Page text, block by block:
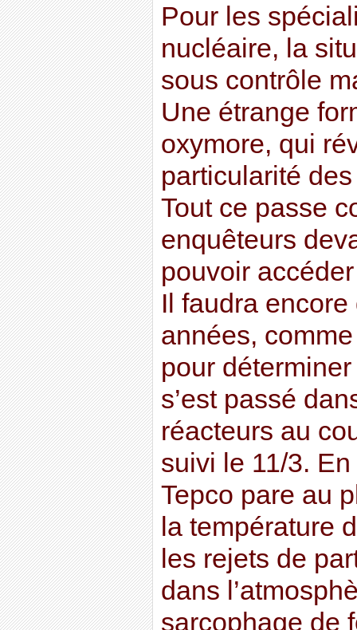
Pour les
nucléaire, la
sous contrôle
Une étrange
oxymore, qui
particularité
Tout ce passe
enquêteurs
pouvoir
Il faudra
années,
pour
s’est passé
réacteurs au
suivi le 11/3.
Tepco pare au
la température
les rejets de
dans
sarcophage de